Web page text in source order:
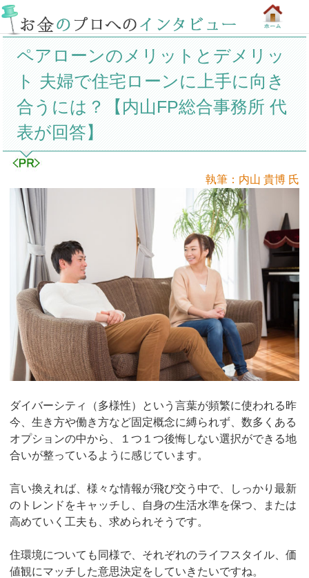
ペアローンのメリットとデメリッ
ト 夫婦で住宅ローンに上手に向き
合うには？【内山FP総合事務所 代
表が回答】
執筆：内山 貴博 氏
ダイバーシティ（多様性）という言葉が頻繁に使われる昨
今、生き方や働き方など固定概念に縛られず、数多くある
オプションの中から、１つ１つ後悔しない選択ができる地
合いが整っているように感じています。
言い換えれば、様々な情報が飛び交う中で、しっかり最新
のトレンドをキャッチし、自身の生活水準を保つ、または
高めていく工夫も、求められそうです。
住環境についても同様で、それぞれのライフスタイル、価
値観にマッチした意思決定をしていきたいですね。